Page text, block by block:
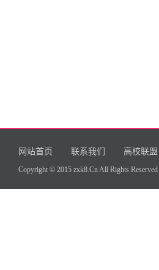
网站首页 联系我们 高校联盟
Copyright © 2015 zxk8.Cn All Rights Reserved |